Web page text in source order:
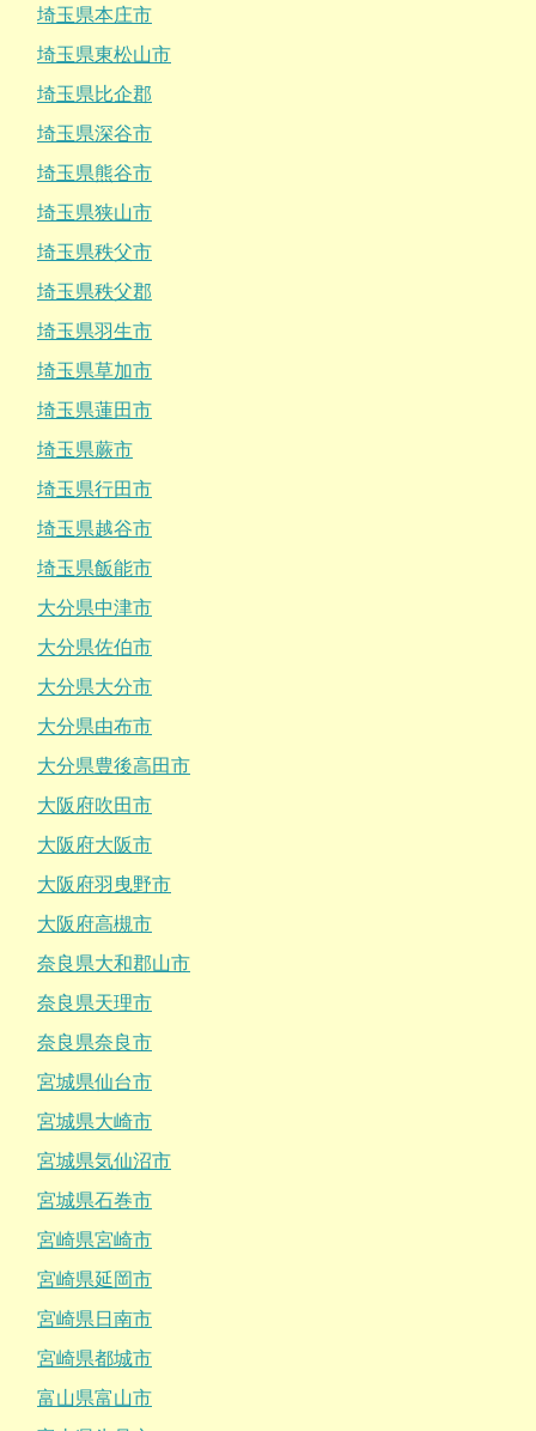
埼玉県本庄市
埼玉県東松山市
埼玉県比企郡
埼玉県深谷市
埼玉県熊谷市
埼玉県狭山市
埼玉県秩父市
埼玉県秩父郡
埼玉県羽生市
埼玉県草加市
埼玉県蓮田市
埼玉県蕨市
埼玉県行田市
埼玉県越谷市
埼玉県飯能市
大分県中津市
大分県佐伯市
大分県大分市
大分県由布市
大分県豊後高田市
大阪府吹田市
大阪府大阪市
大阪府羽曳野市
大阪府高槻市
奈良県大和郡山市
奈良県天理市
奈良県奈良市
宮城県仙台市
宮城県大崎市
宮城県気仙沼市
宮城県石巻市
宮崎県宮崎市
宮崎県延岡市
宮崎県日南市
宮崎県都城市
富山県富山市